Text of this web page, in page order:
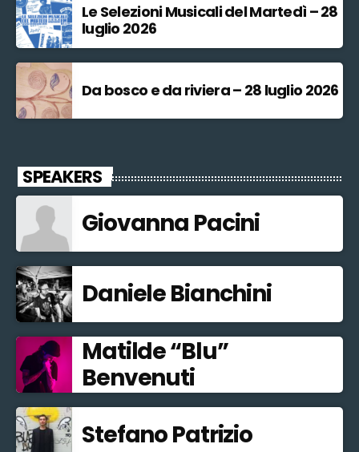
Le Selezioni Musicali del Martedì – 28
luglio 2026
Da bosco e da riviera – 28 luglio 2026
SPEAKERS
Giovanna Pacini
Daniele Bianchini
Matilde “Blu”
Benvenuti
Stefano Patrizio